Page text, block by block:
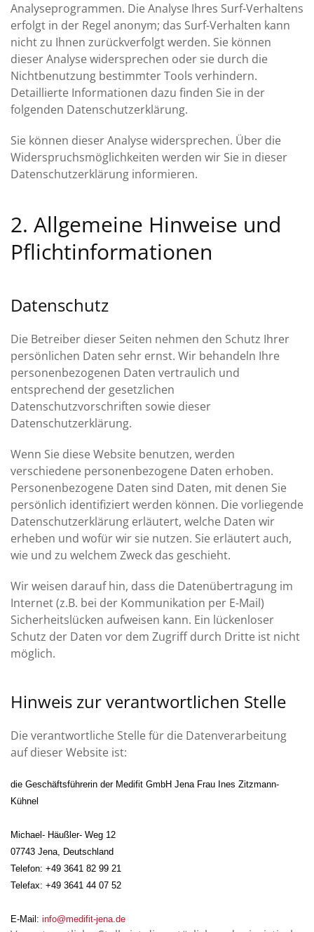
Analyseprogrammen. Die Analyse Ihres Surf-Verhaltens
erfolgt in der Regel anonym; das Surf-Verhalten kann
nicht zu Ihnen zurückverfolgt werden. Sie können
dieser Analyse widersprechen oder sie durch die
Nichtbenutzung bestimmter Tools verhindern.
Detaillierte Informationen dazu finden Sie in der
folgenden Datenschutzerklärung.
Sie können dieser Analyse widersprechen. Über die
Widerspruchsmöglichkeiten werden wir Sie in dieser
Datenschutzerklärung informieren.
2. Allgemeine Hinweise und
Pflichtinformationen
Datenschutz
Die Betreiber dieser Seiten nehmen den Schutz Ihrer
persönlichen Daten sehr ernst. Wir behandeln Ihre
personenbezogenen Daten vertraulich und
entsprechend der gesetzlichen
Datenschutzvorschriften sowie dieser
Datenschutzerklärung.
Wenn Sie diese Website benutzen, werden
verschiedene personenbezogene Daten erhoben.
Personenbezogene Daten sind Daten, mit denen Sie
persönlich identifiziert werden können. Die vorliegende
Datenschutzerklärung erläutert, welche Daten wir
erheben und wofür wir sie nutzen. Sie erläutert auch,
wie und zu welchem Zweck das geschieht.
Wir weisen darauf hin, dass die Datenübertragung im
Internet (z.B. bei der Kommunikation per E-Mail)
Sicherheitslücken aufweisen kann. Ein lückenloser
Schutz der Daten vor dem Zugriff durch Dritte ist nicht
möglich.
Hinweis zur verantwortlichen Stelle
Die verantwortliche Stelle für die Datenverarbeitung
auf dieser Website ist:
die Geschäftsführerin der Medifit GmbH Jena Frau Ines Zitzmann-
Kühnel
Michael- Häußler- Weg 12
07743 Jena, Deutschland
Telefon: +49 3641 82 99 21
Telefax: +49 3641 44 07 52
E-Mail: info@medifit-jena.de